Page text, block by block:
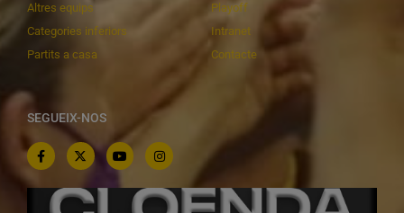
Altres equips
Categories inferiors
Partits a casa
Playoff
Intranet
Contacte
SEGUEIX-NOS